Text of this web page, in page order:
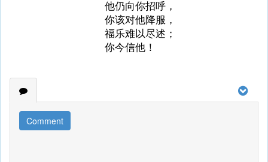
他仍向你招呼，
你该对他降服，
福乐难以尽述；
你今信他！
Comment